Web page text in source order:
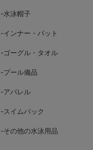
水泳帽子
インナー・パット
ゴーグル・タオル
プール備品
アパレル
スイムバック
その他の水泳用品